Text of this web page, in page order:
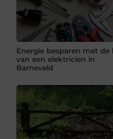
Energie besparen met de
van een elektricien in
Barneveld